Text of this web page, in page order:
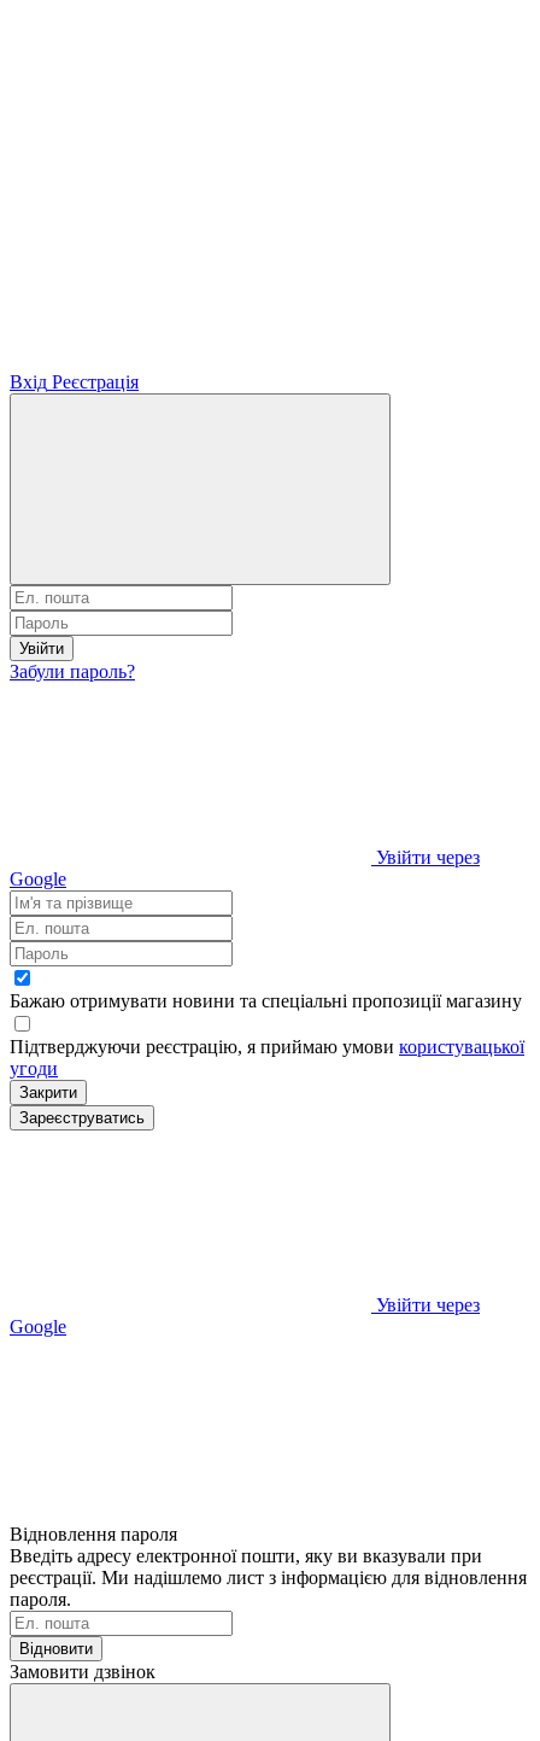
Вхід Реєстрація
Увійти
Забули пароль?
Увійти через
Google
Бажаю отримувати новини та спеціальні пропозиціїмагазину
Підтверджуючи реєстрацію, я приймаю умови користувацької
угоди
Закрити
Зареєструватись
Увійти через
Google
Відновлення пароля
Введіть адресу електронної пошти, яку ви вказували при
реєстрації. Ми надішлемо лист з інформацією для відновлення
пароля.
Відновити
Замовити дзвінок